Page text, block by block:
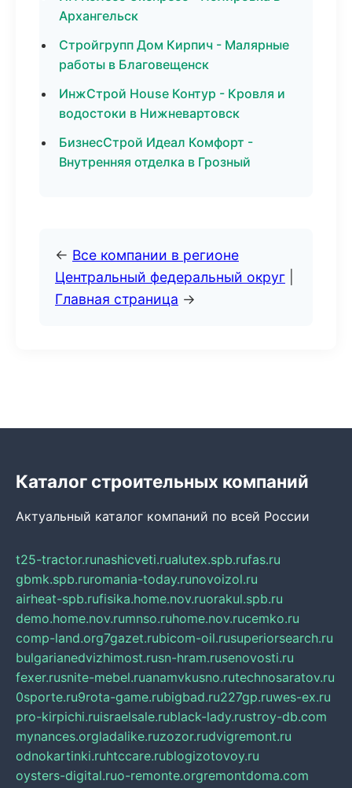
Архангельск
Стройгрупп Дом Кирпич - Малярные
работы в Благовещенск
ИнжСтрой House Контур - Кровля и
водостоки в Нижневартовск
БизнесСтрой Идеал Комфорт -
Внутренняя отделка в Грозный
← Все компании в регионе
Центральный федеральный округ
Главная страница →
Каталог строительных компаний
Актуальный каталог компаний по всей России
t25-tractor.runashicveti.rualutex.spb.rufas.ru
gbmk.spb.ruromania-today.runovoizol.ru
airheat-spb.rufisika.home.nov.ruorakul.spb.ru
demo.home.nov.rumnso.ruhome.nov.rucemko.ru
comp-land.org7gazet.rubicom-oil.rusuperiorsearch.ru
bulgarianedvizhimost.rusn-hram.rusenovosti.ru
fexer.rusnite-mebel.ruanamvkusno.rutechnosaratov.ru
0sporte.ru9rota-game.rubigbad.ru227gp.ruwes-ex.ru
pro-kirpichi.ruisraelsale.rublack-lady.rustroy-db.com
mynances.orgladalike.ruzozor.rudvigremont.ru
odnokartinki.ruhtccare.rublogizotovoy.ru
oysters-digital.ruo-remonte.orgremontdoma.com